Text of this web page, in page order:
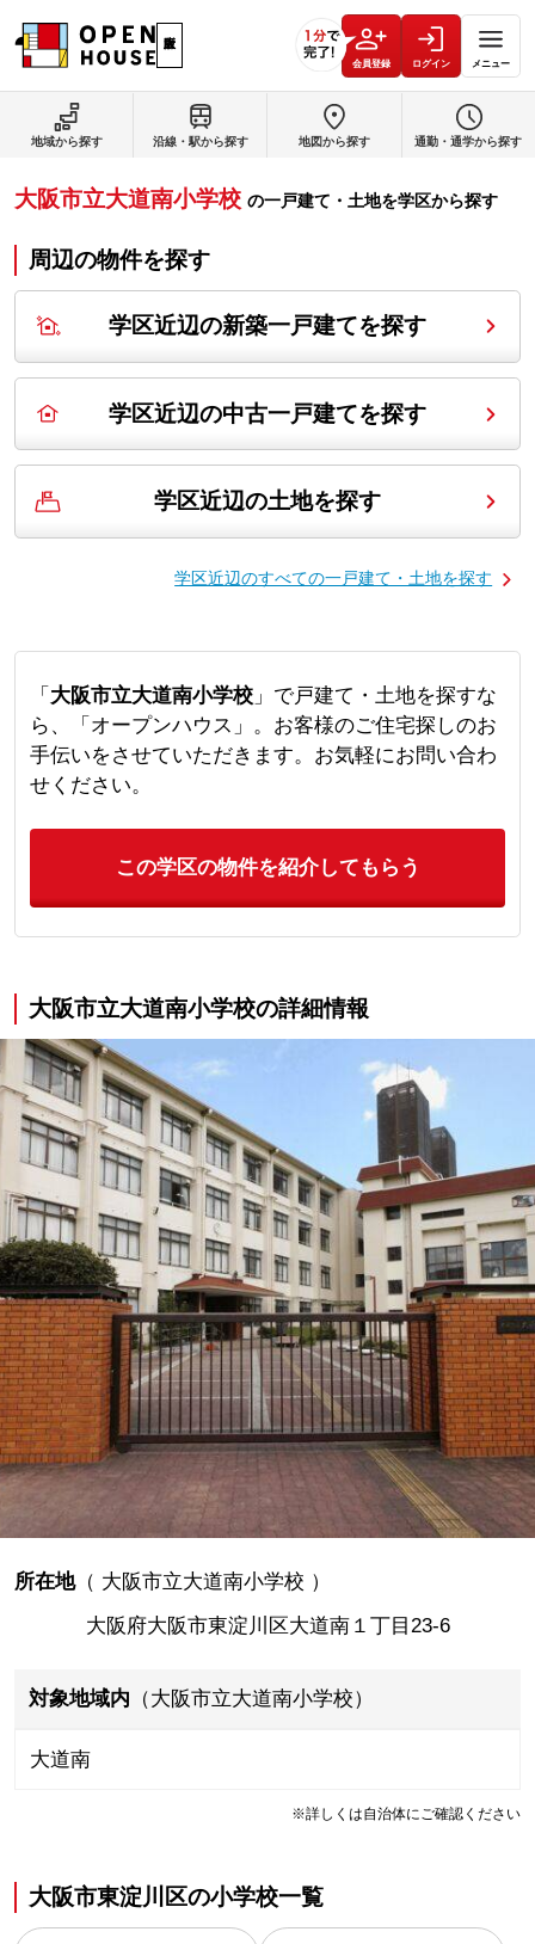
会員登録 ログイン メニュー
地域から探す 沿線・駅から探す 地図から探す 通勤・通学から探す
大阪市立大道南小学校 の一戸建て・土地を学区から探す
周辺の物件を探す
学区近辺の新築一戸建てを探す
学区近辺の中古一戸建てを探す
学区近辺の土地を探す
学区近辺のすべての一戸建て・土地を探す
「 大阪市立大道南小学校」で戸建て・土地を探すな
ら、「オープンハウス」。お客様のご住宅探しのお
手伝いをさせていただきます。お気軽にお問い合わ
せください。
この学区の物件を紹介してもらう
大阪市立大道南小学校の詳細情報
所在地（ 大阪市立大道南小学校 ）
大阪府大阪市東淀川区大道南１丁目23-6
対象地域内 （大阪市立大道南小学校）
大道南
※詳しくは自治体にご確認ください
大阪市東淀川区の小学校一覧